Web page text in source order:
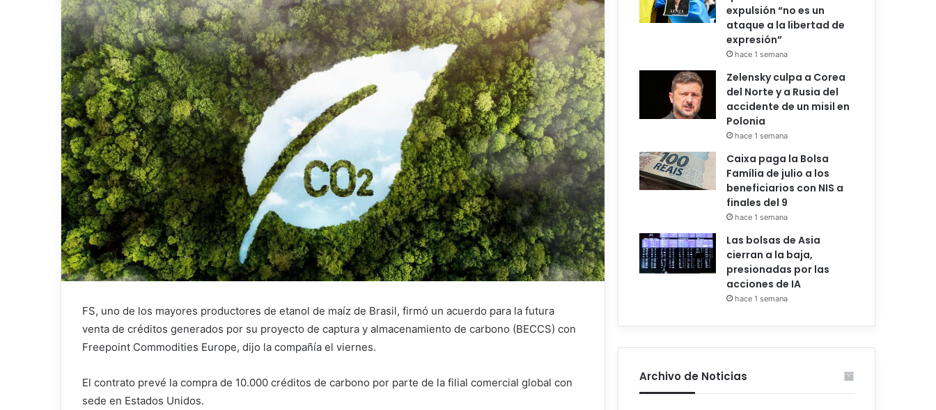
FS, uno de los mayores productores de etanol de maíz de Brasil, firmó un acuerdo para la futura
venta de créditos generados por su proyecto de captura y almacenamiento de carbono (BECCS) con
Freepoint Commodities Europe, dijo la compañía el viernes.
El contrato prevé la compra de 10.000 créditos de carbono por parte de la filial comercial global con
sede en Estados Unidos.
expulsión “no es un
ataque a la libertad de
expresión”
hace 1 semana
Zelensky culpa a Corea
del Norte y a Rusia del
accidente de un misil en
Polonia
hace 1 semana
Caixa paga la Bolsa
Família de julio a los
beneficiarios con NIS a
finales del 9
hace 1 semana
Las bolsas de Asia
cierran a la baja,
presionadas por las
acciones de IA
hace 1 semana
Archivo de Noticias